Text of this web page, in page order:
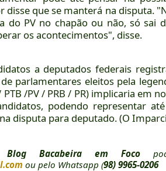
disse que se manterá na disputa.
do PV no chapão ou não, só sai
os acontecimentos", disse.
a deputados federais
parlamentares eleitos pela
/PV / PRB / PR) implicaria em
podendo representar
disputa para deputado. (O
Blog Bacabeira em Foco
ou pelo Whatsapp (98) 9965-0206